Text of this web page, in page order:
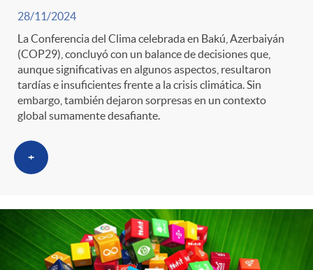
28/11/2024
La Conferencia del Clima celebrada en Bakú, Azerbaiyán
(COP29), concluyó con un balance de decisiones que,
aunque significativas en algunos aspectos, resultaron
tardías e insuficientes frente a la crisis climática. Sin
embargo, también dejaron sorpresas en un contexto
global sumamente desafiante.
+